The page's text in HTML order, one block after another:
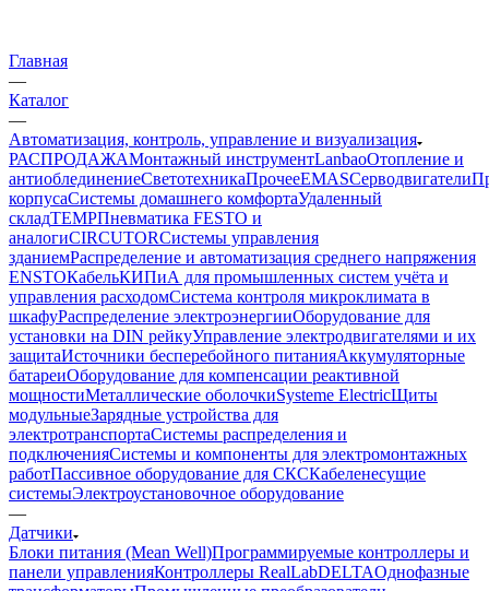
Главная
—
Каталог
—
Автоматизация, контроль, управление и визуализация
РАСПРОДАЖАМонтажный инструментLanbaoОтопление и
антиоблединениеСветотехникаПрочееEMASCерводвигатели
корпусаСистемы домашнего комфортаУдаленный
складTEMPПневматика FESTO и
аналогиCIRCUTORСистемы управления
зданиемРаспределение и автоматизация среднего напряжения
ENSTOКабельКИПиА для промышленных систем учёта и
управления расходомСистема контроля микроклимата в
шкафуРаспределение электроэнергииОборудование для
установки на DIN рейкуУправление электродвигателями и их
защитаИсточники бесперебойного питанияАккумуляторные
батареиОборудование для компенсации реактивной
мощностиМеталлические оболочкиSysteme ElectricЩиты
модульныеЗарядные устройства для
электротранспортаСистемы распределения и
подключенияСистемы и компоненты для электромонтажных
работПассивное оборудование для СКСКабеленесущие
системыЭлектроустановочное оборудование
—
Датчики
Блоки питания (Mean Well)Программируемые контроллеры и
панели управленияКонтроллеры RealLabDELTAОднофазные